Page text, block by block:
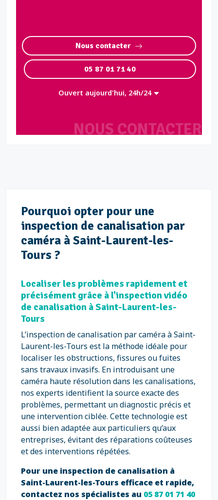
NOUS CONTACTER
Nous contacter
05 87 01 71 40
Ouvert aujourd'hui, 24h/24
Pourquoi opter pour une
inspection de canalisation par
caméra à Saint-Laurent-les-
Tours ?
Localiser les problèmes rapidement et
précisément grâce à l'inspection vidéo
de canalisation à Saint-Laurent-les-
Tours
L’inspection de canalisation par caméra à Saint-
Laurent-les-Tours est la méthode idéale pour
localiser les obstructions, fissures ou fuites
sans travaux invasifs. En introduisant une
caméra haute résolution dans les canalisations,
nos experts identifient la source exacte des
problèmes, permettant un diagnostic précis et
une intervention ciblée. Cette technologie est
aussi bien adaptée aux particuliers qu’aux
entreprises, évitant des réparations coûteuses
et des interventions répétées.
Pour une inspection de canalisation à
Saint-Laurent-les-Tours efficace et rapide,
contactez nos spécialistes au 05 87 01 71 40